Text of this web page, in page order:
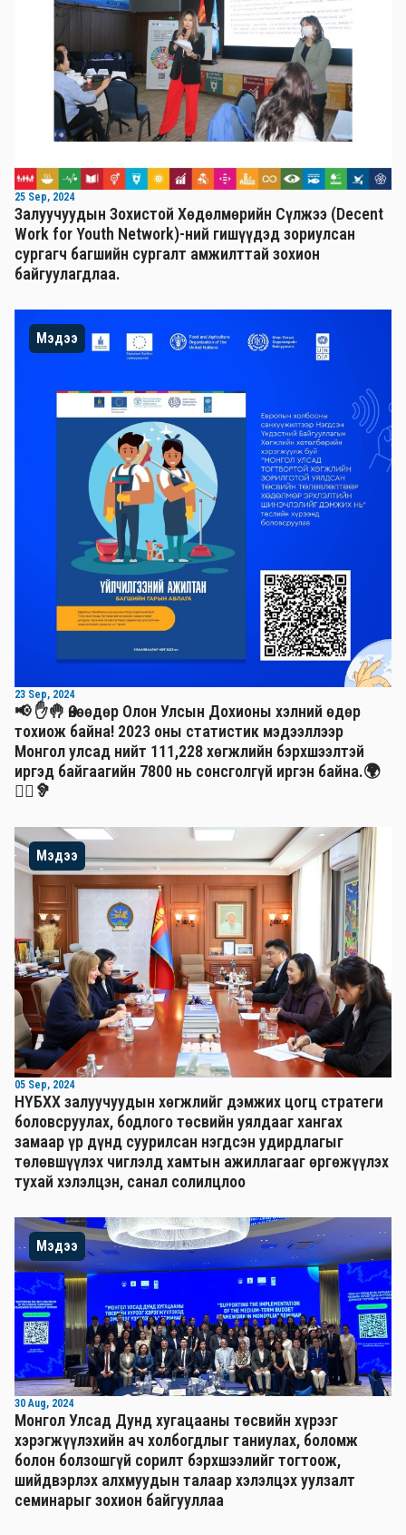
25 Sep, 2024
Залуучуудын Зохистой Хөдөлмөрийн Сүлжээ (Decent
Work for Youth Network)-ний гишүүдэд зориулсан
сургагч багшийн сургалт амжилттай зохион
байгуулагдлаа.
Мэдээ
23 Sep, 2024
📢 ✋🤚 Өнөөдөр Олон Улсын Дохионы хэлний өдөр
тохиож байна! 2023 оны статистик мэдээллээр
Монгол улсад нийт 111,228 хөгжлийн бэрхшээлтэй
иргэд байгаагийн 7800 нь сонсголгүй иргэн байна.🌍
🧏‍♂️🦻
Мэдээ
05 Sep, 2024
НҮБХХ залуучуудын хөгжлийг дэмжих цогц стратеги
боловсруулах, бодлого төсвийн уялдааг хангах
замаар үр дүнд суурилсан нэгдсэн удирдлагыг
төлөвшүүлэх чиглэлд хамтын ажиллагааг өргөжүүлэх
тухай хэлэлцэн, санал солилцлоо
Мэдээ
30 Aug, 2024
Монгол Улсад Дунд хугацааны төсвийн хүрээг
хэрэгжүүлэхийн ач холбогдлыг таниулах, боломж
болон болзошгүй сорилт бэрхшээлийг тогтоож,
шийдвэрлэх алхмуудын талаар хэлэлцэх уулзалт
семинарыг зохион байгууллаа